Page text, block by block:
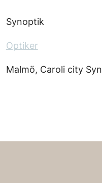
Synoptik
Optiker
Malmö, Caroli city